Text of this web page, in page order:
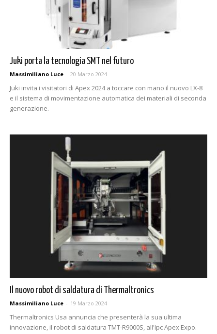
Juki porta la tecnologia SMT nel futuro
Massimiliano Luce - 20 Marzo 2024
Juki invita i visitatori di Apex 2024 a toccare con mano il nuovo LX-8
e il sistema di movimentazione automatica dei materiali di seconda
generazione.
Il nuovo robot di saldatura di Thermaltronics
Massimiliano Luce - 19 Marzo 2024
Thermaltronics Usa annuncia che presenterà la sua ultima
innovazione, il robot di saldatura TMT-R9000S, all'Ipc Apex Expo.